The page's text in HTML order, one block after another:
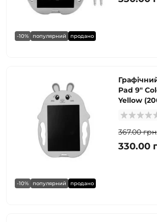
-10% популярний продано
-10% популярний продано
Pad 9"
Yellow
367.00
330.00